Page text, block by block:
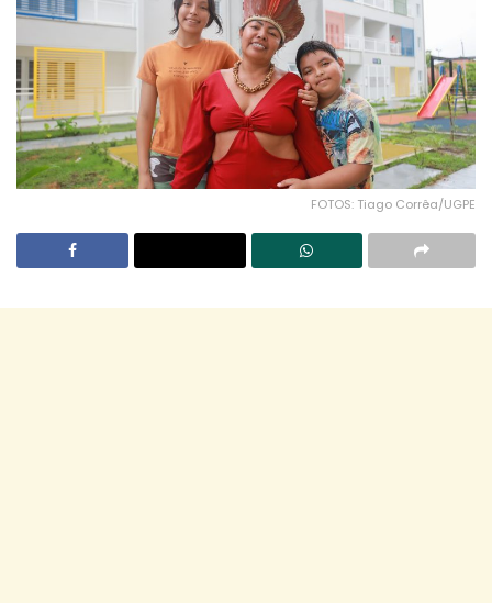
FOTOS: Tiago Corrêa/UGPE